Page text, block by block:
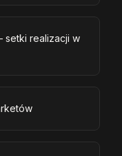
setki realizacji w